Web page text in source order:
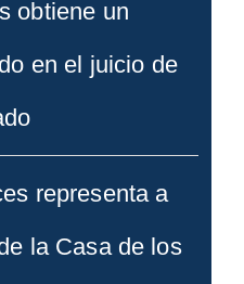
obtiene un
en el juicio de
representa a
la Casa de los